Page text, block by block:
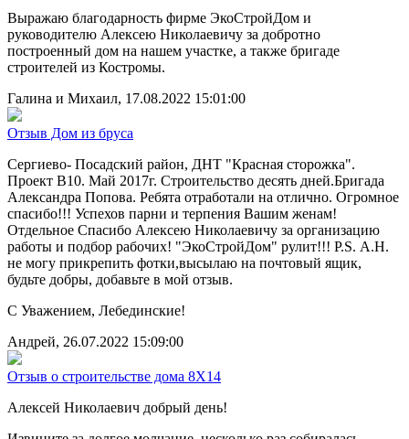
Выражаю благодарность фирме ЭкоСтройДом и
руководителю Алексею Николаевичу за добротно
построенный дом на нашем участке, а также бригаде
строителей из Костромы.
Галина и Михаил, 17.08.2022 15:01:00
Отзыв Дом из бруса
Сергиево- Посадский район, ДНТ "Красная сторожка".
Проект В10. Май 2017г. Строительство десять дней.Бригада
Александра Попова. Ребята отработали на отлично. Огромное
спасибо!!! Успехов парни и терпения Вашим женам!
Отдельное Спасибо Алексею Николаевичу за организацию
работы и подбор рабочих! "ЭкоСтройДом" рулит!!! P.S. А.Н.
не могу прикрепить фотки,высылаю на почтовый ящик,
будьте добры, добавьте в мой отзыв.
С Уважением, Лебединские!
Андрей, 26.07.2022 15:09:00
Отзыв о строительстве дома 8Х14
Алексей Николаевич добрый день!